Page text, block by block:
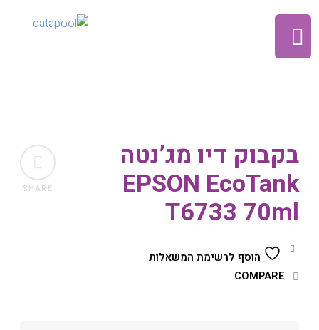
SHARE
בקבוק דיו מג’נטה
EPSON EcoTank
T6733 70ml
הוסף לרשימת המשאלות
COMPARE